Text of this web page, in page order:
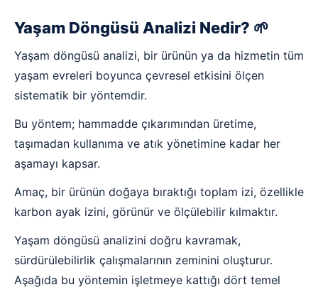
Yaşam Döngüsü Analizi Nedir? 🌱
Yaşam döngüsü analizi, bir ürünün ya da hizmetin tüm
yaşam evreleri boyunca çevresel etkisini ölçen
sistematik bir yöntemdir.
Bu yöntem; hammadde çıkarımından üretime,
taşımadan kullanıma ve atık yönetimine kadar her
aşamayı kapsar.
Amaç, bir ürünün doğaya bıraktığı toplam izi, özellikle
karbon ayak izini, görünür ve ölçülebilir kılmaktır.
Yaşam döngüsü analizini doğru kavramak,
sürdürülebilirlik çalışmalarının zeminini oluşturur.
Aşağıda bu yöntemin işletmeye kattığı dört temel